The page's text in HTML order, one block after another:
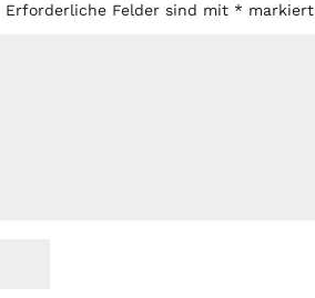
Erforderliche Felder sind mit *markiert